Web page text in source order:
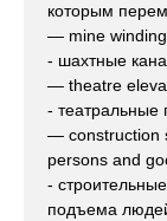
которым
— mine winding
- шахтные
— theatre
- театральные
— construction
persons and
-
подъема